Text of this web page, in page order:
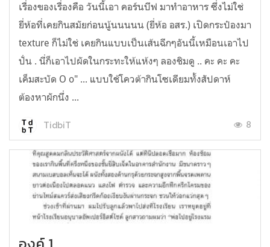
เรื่องของเรื่องคือ วันนี้เอา คอร์นบีฟ มาทำอาหาร ซึ่งไม่ใช่
ยี่ห้อที่เคยกินสมัยก่อนนู้นนนนน (ยี่ห้อ อสร.) เปิดกระป๋องมา
texture ก็ไม่ใช่ เคยกินแบบเป็นเส้นฉีกๆอันนี้เหมือนเอาไป
ปั่น . นี่ก็เอาไปผัดในกระทะให้แห้งๆ ลองชิมดู .. คะ คะ คะ
เค็มสะบัด O o" ... แบบใช้โควต้ากินโซเดียมทั้งสัปดาห์
ต้องหาผักนึ่ง ...
TidbiT 8